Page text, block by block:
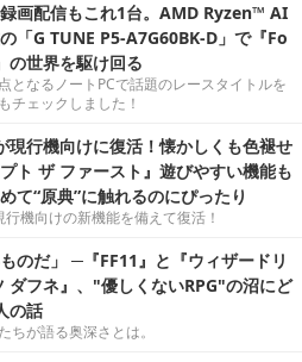
画配信もこれ1台。AMD Ryzen™ AI
「G TUNE P5-A7G60BK-D」で『Fo
世界を駆け回る
となるノートPCで話題のレースタイトルを
チェックしました！
現行機向けに復活！懐かしくも色褪せ
ト ザ ファースト』遊びやすい機能も
て“原典”に触れるのにぴったり
機向けの新機能を備えて復活！
ものだ」 ─『FF11』と『ウィザードリ
ダフネ』、"優しくないRPG"の沼にど
の話
ちが語る奥深さとは。